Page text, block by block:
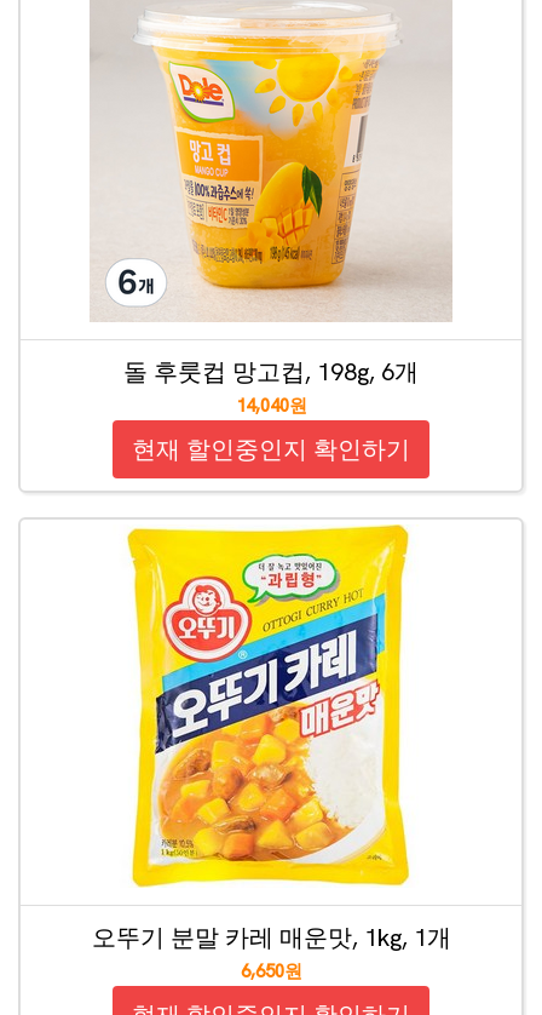
돌 후룻컵 망고컵, 198g, 6개
14,040원
현재 할인중인지 확인하기
오뚜기 분말 카레 매운맛, 1kg, 1개
6,650원